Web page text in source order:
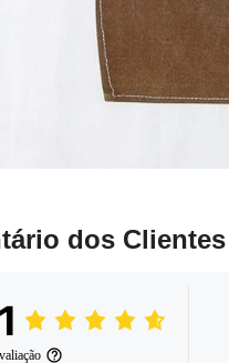
dos Clientes